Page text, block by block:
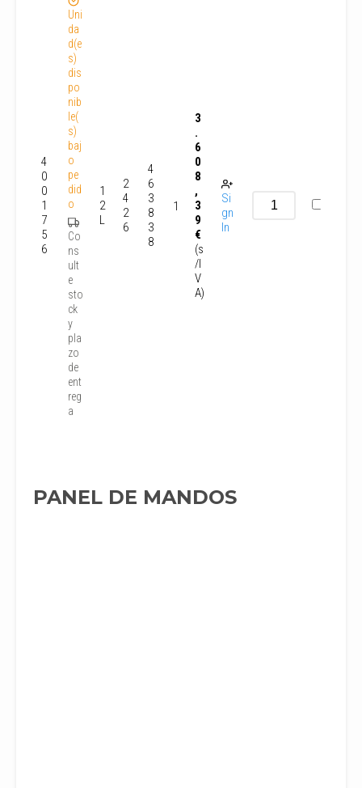
4
0
0
1
7
5
6
Uni
da
d(e
s)
dis
po
nib
le(
s)
baj
o
pe
did
o
Co
ns
ult
e
sto
ck
y
pla
zo
de
ent
reg
a
1
2
L
2
4
2
6
4
6
3
8
3
8
1
3
.
6
0
8
,
3
9
€
(s
/I
V
A)
Si
gn
In
PANEL DE MANDOS